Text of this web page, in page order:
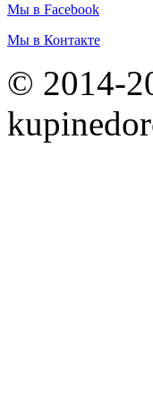
Мы в Facebook
Мы в Контакте
© 2014-